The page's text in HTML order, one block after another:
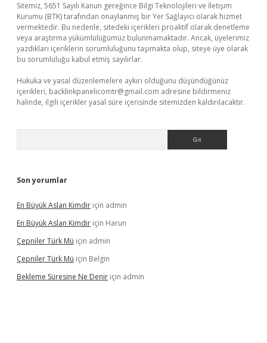
Sitemiz, 5651 Sayılı Kanun gereğince Bilgi Teknolojileri ve İletişim
Kurumu (BTK) tarafından onaylanmış bir Yer Sağlayıcı olarak hizmet
vermektedir. Bu nedenle, sitedeki içerikleri proaktif olarak denetleme
veya araştırma yükümlülüğümüz bulunmamaktadır. Ancak, üyelerimiz
yazdıkları içeriklerin sorumluluğunu taşımakta olup, siteye üye olarak
bu sorumluluğu kabul etmiş sayılırlar.
Hukuka ve yasal düzenlemelere aykırı olduğunu düşündüğünüz
içerikleri, backlinkpanelicomtr@gmail.com adresine bildirmeniz
halinde, ilgili içerikler yasal süre içerisinde sitemizden kaldırılacaktır.
Son yorumlar
En Büyük Aslan Kimdir için admin
En Büyük Aslan Kimdir için Harun
Çepniler Türk Mü için admin
Çepniler Türk Mü için Belgin
Bekleme Süresine Ne Denir için admin